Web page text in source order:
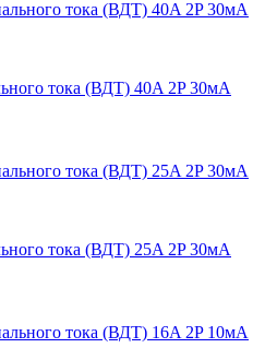
тока (ВДТ) 40A 2P 30мА
тока (ВДТ) 25A 2P 30мА